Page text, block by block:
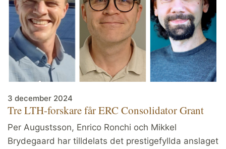
3 december 2024
Tre LTH-forskare får ERC Consolidator Grant
Per Augustsson, Enrico Ronchi och Mikkel
Brydegaard har tilldelats det prestigefyllda anslaget